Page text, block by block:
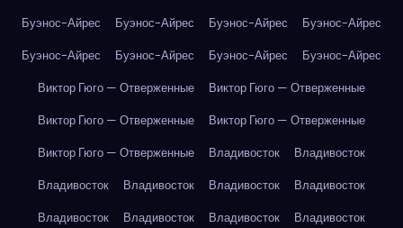
Буэнос-Айрес
Буэнос-Айрес Буэнос-Айрес
Буэнос-Айрес
Буэнос-Айрес
Буэнос-Айрес Буэнос-Айрес
Буэнос-Айрес
Виктор Гюго — Отверженные
Виктор Гюго — Отверженные
Виктор Гюго — Отверженные
Виктор Гюго — Отверженные
Виктор Гюго — Отверженные
Владивосток
Владивосток
Владивосток
Владивосток Владивосток
Владивосток
Владивосток
Владивосток Владивосток
Владивосток